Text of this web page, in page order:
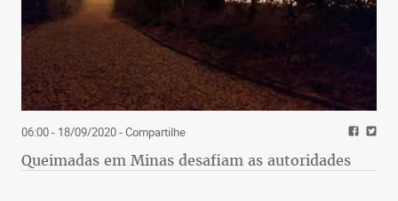
06:00 - 18/09/2020- Compartilhe
Queimadas em Minas desafiam as autoridades